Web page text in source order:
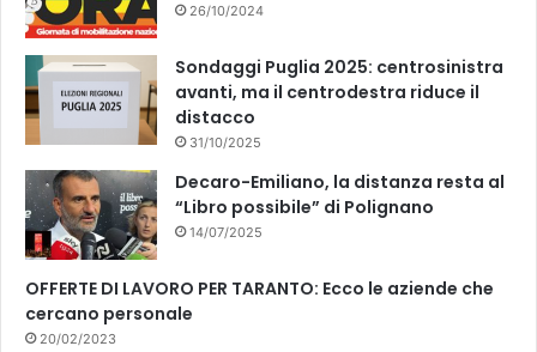
26/10/2024
Sondaggi Puglia 2025: centrosinistra
avanti, ma il centrodestra riduce il
distacco
31/10/2025
Decaro-Emiliano, la distanza resta al
“Libro possibile” di Polignano
14/07/2025
OFFERTE DI LAVORO PER TARANTO: Ecco le aziende che
cercano personale
20/02/2023